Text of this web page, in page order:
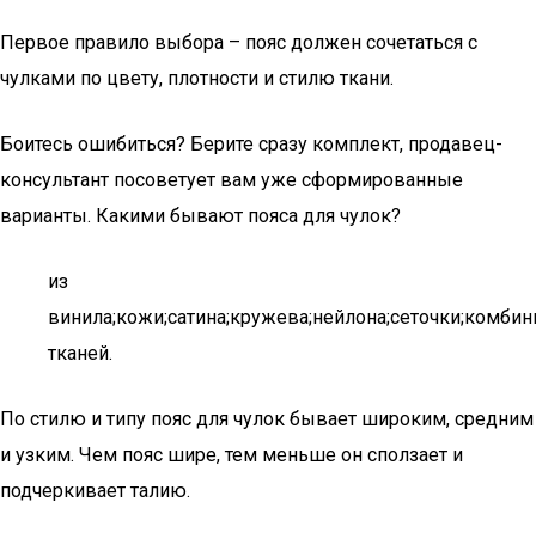
Первое правило выбора – пояс должен сочетаться с
чулками по цвету, плотности и стилю ткани.
Боитесь ошибиться? Берите сразу комплект, продавец-
консультант посоветует вам уже сформированные
варианты. Какими бывают пояса для чулок?
из
тканей.
По стилю и типу пояс для чулок бывает широким, средним
и узким. Чем пояс шире, тем меньше он сползает и
подчеркивает талию.